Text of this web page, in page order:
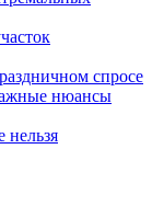
спросе
нюансы
нельзя